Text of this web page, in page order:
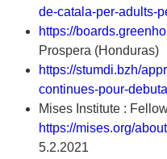
de-catala-per-adults-
https://
Prospera (Honduras)
https://stumdi.bzh/
continues-pour-
Mises Institute :
https://mises.org/
5.2.2021